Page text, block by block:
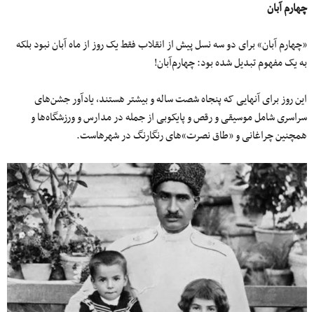
چهارم‌ آبان
«چهارم آبان» برای دو سه نسل پیش از انقلاب فقط یک روز از ماه آبان نبود بلکه
به یک مفهوم تبدیل شده بود: چهارم‌آبان!
این روز برای آنهایی که پنجاه شصت ساله و بیشتر هستند، یادآور جشن‌های
سراسری شامل موسیقی و رقص و پایکوبی از جمله در مدارس و ورزشگاه‌ها و
همچنین چراغانی و «طاق نصرت‌»های رنگارنگ در شهرهاست.